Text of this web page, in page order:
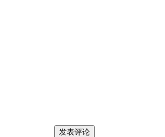
发表评论